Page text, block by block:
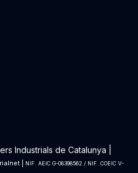
Industrials de Catalunya |
|
NIF. AEIC G-08398562 / NIF. COEIC V-